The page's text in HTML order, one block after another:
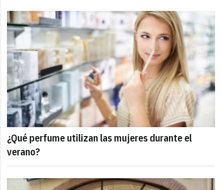
¿Qué perfume utilizan las mujeres durante el
verano?